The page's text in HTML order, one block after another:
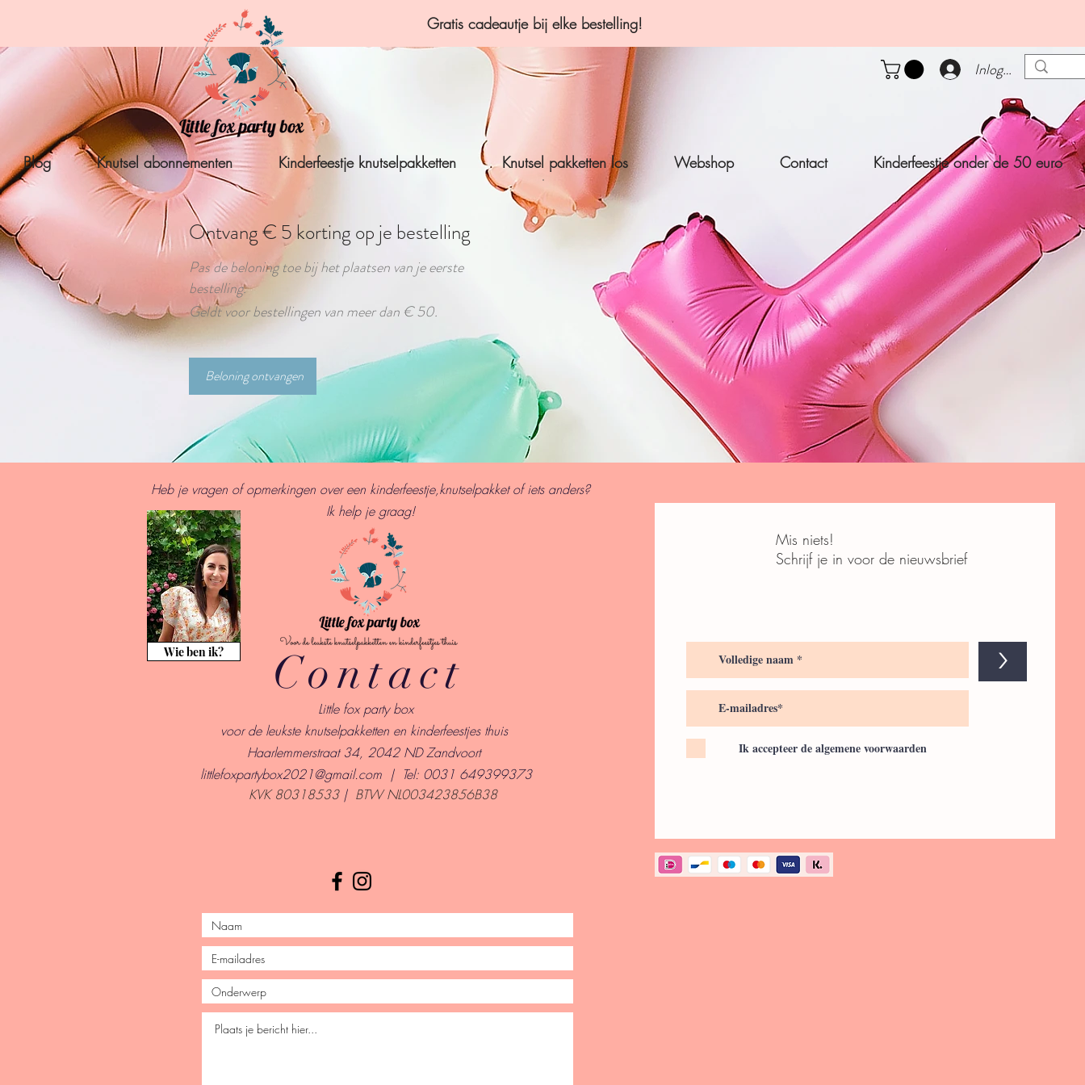
Gratis cadeautje bij elke bestelling!
Inloggen
Blog Knutsel abonnementen Kinderfeestje knutselpakketten Knutsel pakketten los Webshop Contact Kinderfeestje onder de 50 euro
Ontvang € 5 korting op je bestelling
Pas de beloning toe bij het plaatsen van je eerste
bestelling.
Beloning ontvangen
Geldt voor bestellingen van meer dan € 50.
Heb je vragen of opmerkingen over een kinderfeestje,knutselpakket of iets anders?
Ik help je graag!
Contact
Little fox party box
voor de leukste knutselpakketten en kinderfeestjes thuis
Haarlemmerstraat 34, 2042 ND Zandvoort
littlefoxpartybox2021@gmail.com| Tel: 0031 649399373
KVK 80318533 | BTW NL003423856B38
Mis niets!
Schrijf je in voor de nieuwsbrief
>
Ik accepteer de algemene voorwaarden
Wie ben ik?